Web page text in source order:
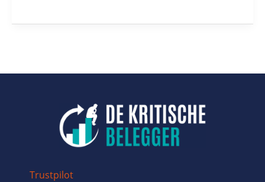
Trustpilot